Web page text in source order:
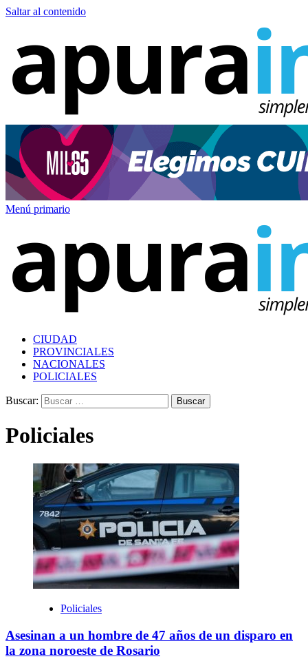
Saltar al contenido
Menú primario
CIUDAD
PROVINCIALES
NACIONALES
POLICIALES
Buscar:
Policiales
Policiales
Asesinan a un hombre de 47 años de un disparo en
la zona noroeste de Rosario